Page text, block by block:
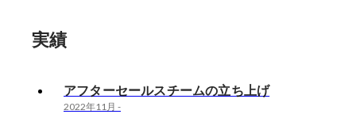
実績
アフターセールスチームの立ち上げ
2022年11月 -